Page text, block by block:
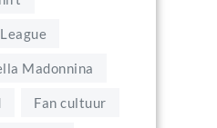
Madonnina
Fan cultuur